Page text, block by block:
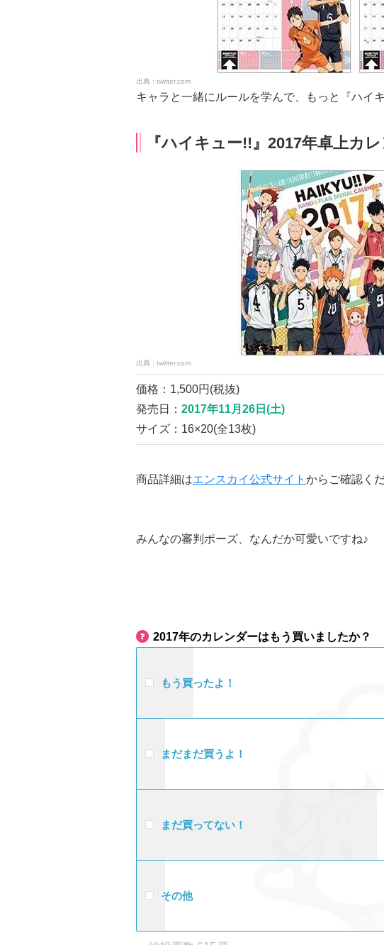
twitter.com
キャラと一緒にルールを学んで、もっと『ハイ
『ハイキュー!!』2017年卓上カ
twitter.com
価格：1,500円(税抜)
発売日： 2017年11月26日(土)
サイズ：16×20(全13枚)
商品詳細はエンスカイ公式サイト からご確認くだ
みんなの審判ポーズ、なんだか可愛いですね♪
2017年のカレンダーはもう買いましたか？
もう買ったよ！
まだまだ買うよ！
まだ買ってない！
その他